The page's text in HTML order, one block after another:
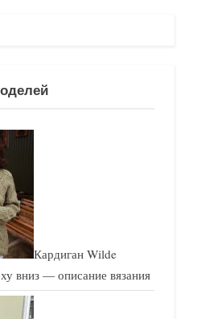
Кардиган Wilde
вниз — описание вязания